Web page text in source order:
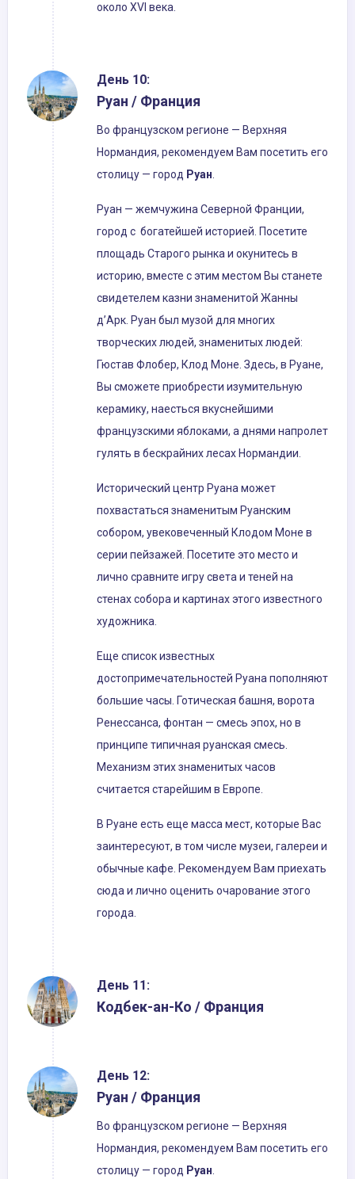
около XVI века.
День 10:
Руан / Франция
Во французском регионе — Верхняя
Нормандия, рекомендуем Вам посетить его
столицу — город Руан.
Руан — жемчужина Северной Франции,
город с богатейшей историей. Посетите
площадь Старого рынка и окунитесь в
историю, вместе с этим местом Вы станете
свидетелем казни знаменитой Жанны
д’Арк. Руан был музой для многих
творческих людей, знаменитых людей:
Гюстав Флобер, Клод Моне. Здесь, в Руане,
Вы сможете приобрести изумительную
керамику, наесться вкуснейшими
французскими яблоками, а днями напролет
гулять в бескрайних лесах Нормандии.
Исторический центр Руана может
похвастаться знаменитым Руанским
собором, увековеченный Клодом Моне в
серии пейзажей. Посетите это место и
лично сравните игру света и теней на
стенах собора и картинах этого известного
художника.
Еще список известных
достопримечательностей Руана пополняют
большие часы. Готическая башня, ворота
Ренессанса, фонтан — смесь эпох, но в
принципе типичная руанская смесь.
Механизм этих знаменитых часов
считается старейшим в Европе.
В Руане есть еще масса мест, которые Вас
заинтересуют, в том числе музеи, галереи и
обычные кафе. Рекомендуем Вам приехать
сюда и лично оценить очарование этого
города.
День 11:
Кодбек-ан-Ко / Франция
День 12:
Руан / Франция
Во французском регионе — Верхняя
Нормандия, рекомендуем Вам посетить его
столицу — город Руан.